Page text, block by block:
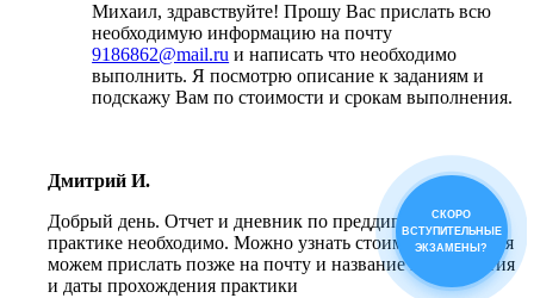
Михаил, здравствуйте! Прошу Вас прислать всю
необходимую информацию на почту
9186862@mail.ru и написать что необходимо
выполнить. Я посмотрю описание к заданиям и
подскажу Вам по стоимости и срокам выполнения.
Дмитрий И.
Добрый день. Отчет и дневник по преддипломной
практике необходимо. Можно узнать стоимость. Задания
можем прислать позже на почту и название предприятия
и даты прохождения практики
СКОРО
ВСТУПИТЕЛЬНЫЕ
ЭКЗАМЕНЫ?